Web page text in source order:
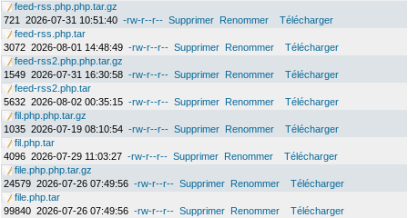
feed-rss.php.php.tar.gz
721
2026-07-31 10:51:40 -rw-r--r-- Supprimer Renommer
Télécharger
feed-rss.php.tar
3072 2026-08-01 14:48:49 -rw-r--r-- Supprimer Renommer
Télécharger
feed-rss2.php.php.tar.gz
1549 2026-07-31 16:30:58 -rw-r--r-- Supprimer Renommer
Télécharger
feed-rss2.php.tar
5632 2026-08-02 00:35:15 -rw-r--r-- Supprimer Renommer
Télécharger
fil.php.php.tar.gz
1035 2026-07-19 08:10:54 -rw-r--r-- Supprimer Renommer
Télécharger
fil.php.tar
4096 2026-07-29 11:03:27 -rw-r--r-- Supprimer Renommer
Télécharger
file.php.php.tar.gz
24579 2026-07-26 07:49:56 -rw-r--r-- Supprimer Renommer
Télécharger
file.php.tar
99840 2026-07-26 07:49:56 -rw-r--r-- Supprimer Renommer
Télécharger